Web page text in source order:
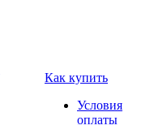
Как купить
Условия
оплаты